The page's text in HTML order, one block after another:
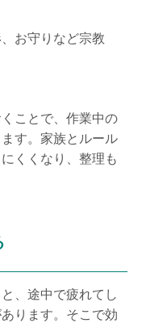
お守りなど宗教
ことで、作業中の
す。家族とルール
くくなり、整理も
、途中で疲れてし
ります。そこで効